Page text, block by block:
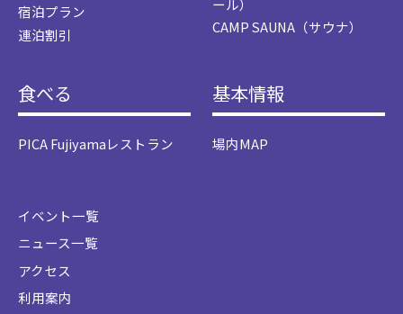
宿泊プラン
連泊割引
CAMP SAUNA（サウナ）
食べる
PICA Fujiyamaレストラン
基本情報
場内MAP
イベント一覧
ニュース一覧
アクセス
利用案内